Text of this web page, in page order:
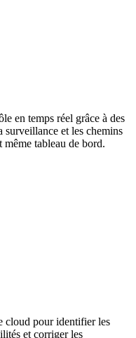
en temps réel grâce à des
surveillance et les chemins
même tableau de bord.
cloud pour identifier les
et corriger les